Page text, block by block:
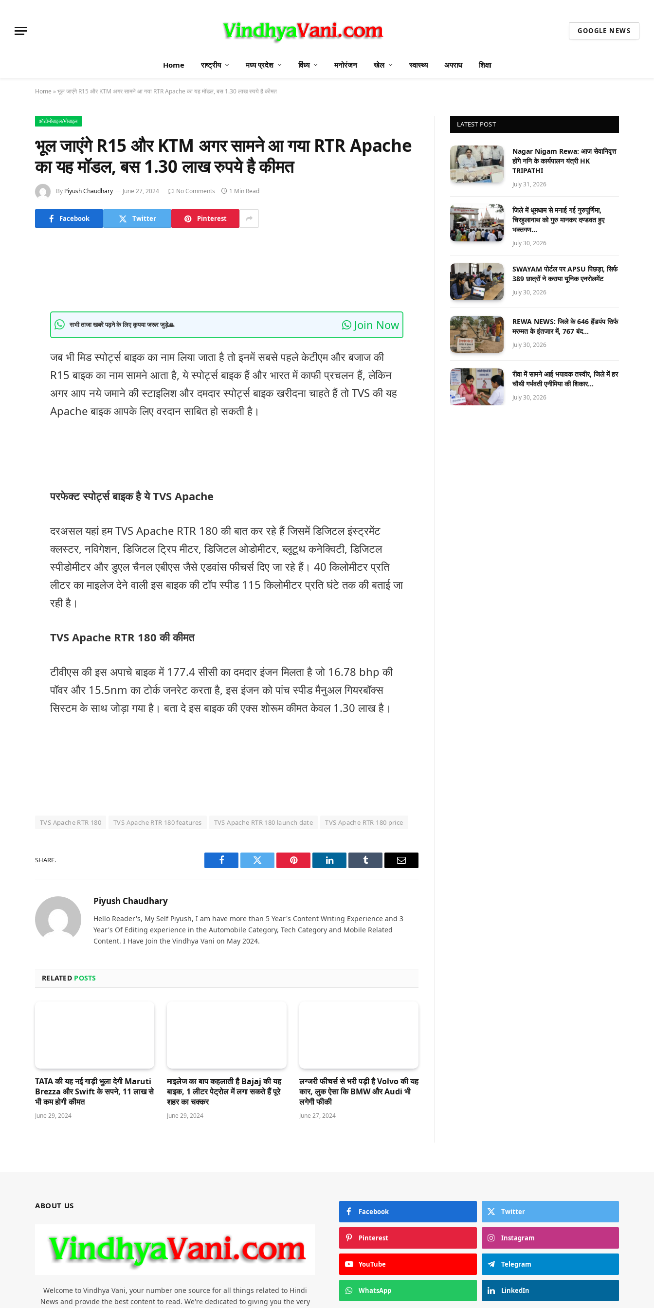
GOOGLE NEWS
Home राष्ट्रीय मध्य प्रदेश विंध्य मनोरंजन खेल स्वास्थ्य अपराध शिक्षा
Home »भूल जाएंगे R15 और KTM अगर सामने आ गया RTR Apache का यह मॉडल, बस 1.30 लाख रुपये है कीमत
ऑटोमोबाइल/मोबाइल
भूल जाएंगे R15 और KTM अगर सामने आ गया RTR Apache
का यह मॉडल, बस 1.30 लाख रुपये है कीमत
By Piyush Chaudhary June 27, 2024 No Comments 1 Min Read
Facebook Twitter Pinterest
सभी ताजा खबरें पढ़ने के लिए कृपया जरूर जुड़े🙏 Join Now
जब भी मिड स्पोर्ट्स बाइक का नाम लिया जाता है तो इनमें सबसे पहले केटीएम और बजाज की
R15 बाइक का नाम सामने आता है, ये स्पोर्ट्स बाइक हैं और भारत में काफी प्रचलन हैं, लेकिन
अगर आप नये जमाने की स्टाइलिश और दमदार स्पोर्ट्स बाइक खरीदना चाहते हैं तो TVS की यह
Apache बाइक आपके लिए वरदान साबित हो सकती है।
परफेक्ट स्पोर्ट्स बाइक है ये TVS Apache
दरअसल यहां हम TVS Apache RTR 180 की बात कर रहे हैं जिसमें डिजिटल इंस्ट्रमेंट
क्लस्टर, नविगेशन, डिजिटल ट्रिप मीटर, डिजिटल ओडोमीटर, ब्लूटूथ कनेक्विटी, डिजिटल
स्पीडोमीटर और डुएल चैनल एबीएस जैसे एडवांस फीचर्स दिए जा रहे हैं। 40 किलोमीटर प्रति
लीटर का माइलेज देने वाली इस बाइक की टॉप स्पीड 115 किलोमीटर प्रति घंटे तक की बताई जा
रही है।
TVS Apache RTR 180 की कीमत
टीवीएस की इस अपाचे बाइक में 177.4 सीसी का दमदार इंजन मिलता है जो 16.78 bhp की
पॉवर और 15.5nm का टोर्क जनरेट करता है, इस इंजन को पांच स्पीड मैनुअल गियरबॉक्स
सिस्टम के साथ जोड़ा गया है। बता दे इस बाइक की एक्स शोरूम कीमत केवल 1.30 लाख है।
TVS Apache RTR 180 TVS Apache RTR 180 features TVS Apache RTR 180 launch date TVS Apache RTR 180 price
SHARE.
Facebook Twitter Pinterest LinkedIn Tumblr Email
Piyush Chaudhary
Hello Reader's, My Self Piyush, I am have more than 5 Year's Content Writing Experience and 3
Year's Of Editing experience in the Automobile Category, Tech Category and Mobile Related
Content. I Have Join the Vindhya Vani on May 2024.
RELATED POSTS
TATA की यह नई गाड़ी भुला देगी Maruti
Brezza और Swift के सपने, 11 लाख से
भी कम होगी कीमत
June 29, 2024
माइलेज का बाप कहलाती है Bajaj की यह
बाइक, 1 लीटर पेट्रोल में लगा सकते हैं पूरे
शहर का चक्कर
June 29, 2024
लग्जरी फीचर्स से भरी पड़ी है Volvo की यह
कार, लुक ऐसा कि BMW और Audi भी
लगेगी फीकी
June 27, 2024
LATEST POST
Nagar Nigam Rewa: आज सेवानिवृत्त
होंगे ननि के कार्यपालन यंत्री HK
TRIPATHI
July 31, 2026
जिले में धूमधाम से मनाई गई गुरुपूर्णिमा,
चिरहुलानाथ को गुरु मानकर दण्डवत हुए
भक्तगण…
July 30, 2026
SWAYAM पोर्टल पर APSU पिछड़ा, सिर्फ
389 छात्रों ने कराया यूनिक एनरोलमेंट
July 30, 2026
REWA NEWS: जिले के 646 हैंडपंप सिर्फ
मरम्मत के इंतजार में, 767 बंद…
July 30, 2026
रीवा में सामने आई भयावक तस्वीर, जिले में हर
चौथी गर्भवती एनीमिया की शिकार…
July 30, 2026
ABOUT US
Welcome to Vindhya Vani, your number one source for all things related to Hindi
News and provide the best content to read. We're dedicated to giving you the very
Facebook Twitter
Pinterest Instagram
YouTube Telegram
WhatsApp LinkedIn